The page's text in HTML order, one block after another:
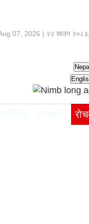
07, 2026 | २२ साउन